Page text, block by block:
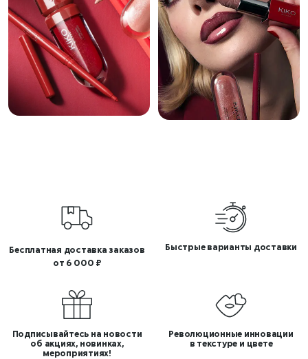
Бесплатная доставка заказов
от 6 000 ₽
Быстрые варианты доставки
Подписывайтесь на новости
об акциях, новинках,
мероприятиях!
Революционные инновации
в текстуре и цвете